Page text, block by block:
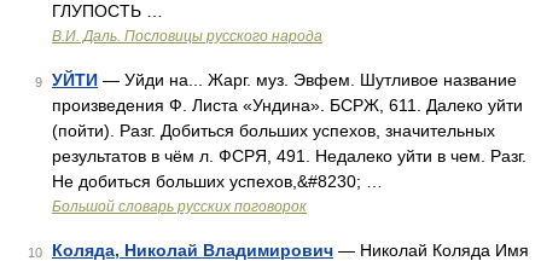
ГЛУПОСТЬ …
В.И. Даль. Пословицы русского народа
9 УЙТИ — Уйди на... Жарг. муз. Эвфем. Шутливое название
произведения Ф. Листа «Ундина». БСРЖ, 611. Далеко уйти
(пойти). Разг. Добиться больших успехов, значительных
результатов в чём л. ФСРЯ, 491. Недалеко уйти в чем. Разг.
Не добиться больших успехов,&#8230; …
Большой словарь русских поговорок
10 Коляда, Николай Владимирович — Николай Коляда Имя